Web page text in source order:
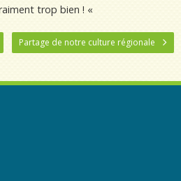
trop bien ! «
Partage de notre culture régionale